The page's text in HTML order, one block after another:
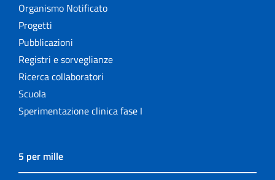
Organismo Notificato
Progetti
Pubblicazioni
Registri e sorveglianze
Ricerca collaboratori
Scuola
Sperimentazione clinica fase I
5 per mille